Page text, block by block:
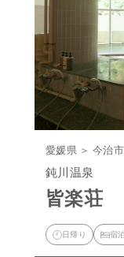
愛媛県 ＞ 今治市
鈍川温泉
皆楽荘
日帰り 宿